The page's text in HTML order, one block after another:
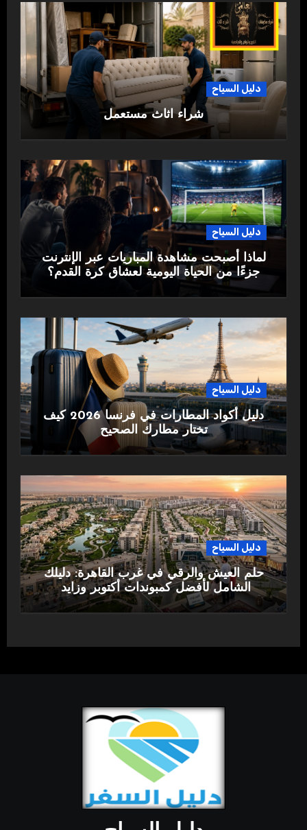
دليل السياح
شراء اثاث مستعمل
دليل السياح
لماذا أصبحت مشاهدة المباريات عبر الإنترنت
جزءًا من الحياة اليومية لعشاق كرة القدم؟
دليل السياح
دليل أكواد المطارات في فرنسا 2026 كيف
تختار مطارك الصحيح
دليل السياح
حلم العيش والرقي في غرب القاهرة: دليلك
الشامل لأفضل كمبوندات أكتوبر وزايد